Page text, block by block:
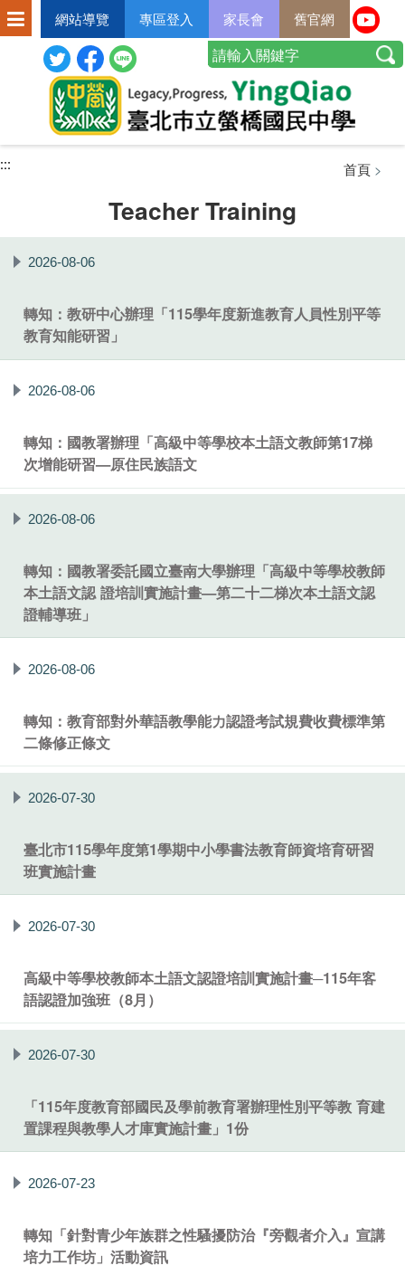
網站導覽 專區登入 家長會 舊官網
:::
:::
Teacher Training
首頁>
2026-08-06
轉知：教研中心辦理「115學年度新進教育人員性別平等
教育知能研習」
2026-08-06
轉知：國教署辦理「高級中等學校本土語文教師第17梯
次增能研習—原住民族語文
2026-08-06
轉知：國教署委託國立臺南大學辦理「高級中等學校教師
本土語文認 證培訓實施計畫—第二十二梯次本土語文認
證輔導班」
2026-08-06
轉知：教育部對外華語教學能力認證考試規費收費標準第
二條修正條文
2026-07-30
臺北市115學年度第1學期中小學書法教育師資培育研習
班實施計畫
2026-07-30
高級中等學校教師本土語文認證培訓實施計畫─115年客
語認證加強班（8月）
2026-07-30
「115年度教育部國民及學前教育署辦理性別平等教 育建
置課程與教學人才庫實施計畫」1份
2026-07-23
轉知「針對青少年族群之性騷擾防治『旁觀者介入』宣講
培力工作坊」活動資訊